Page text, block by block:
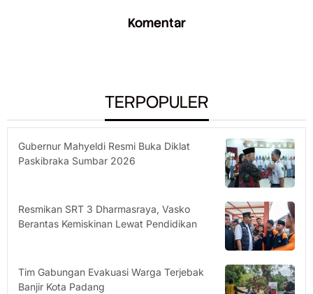
Komentar
TERPOPULER
Gubernur Mahyeldi Resmi Buka Diklat
Paskibraka Sumbar 2026
Resmikan SRT 3 Dharmasraya, Vasko
Berantas Kemiskinan Lewat Pendidikan
Tim Gabungan Evakuasi Warga Terjebak
Banjir Kota Padang